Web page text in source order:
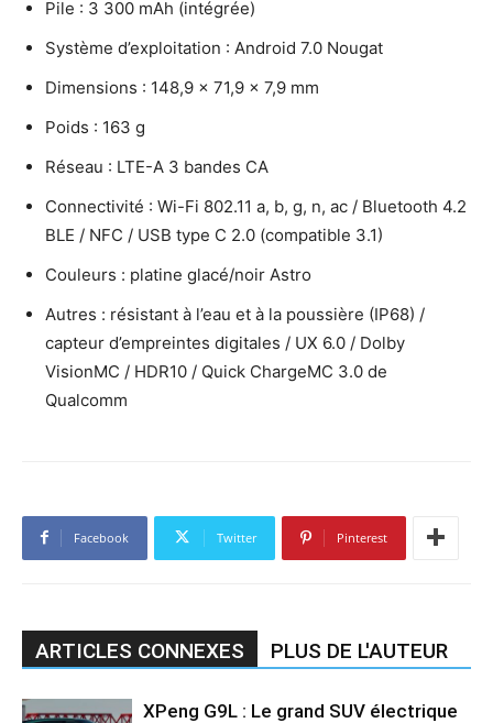
Pile : 3 300 mAh (intégrée)
Système d’exploitation : Android 7.0 Nougat
Dimensions : 148,9 x 71,9 x 7,9 mm
Poids : 163 g
Réseau : LTE-A 3 bandes CA
Connectivité : Wi-Fi 802.11 a, b, g, n, ac / Bluetooth 4.2
BLE / NFC / USB type C 2.0 (compatible 3.1)
Couleurs : platine glacé/noir Astro
Autres : résistant à l’eau et à la poussière (IP68) /
capteur d’empreintes digitales / UX 6.0 / Dolby
VisionMC / HDR10 / Quick ChargeMC 3.0 de
Qualcomm
Facebook Twitter Pinterest
ARTICLES CONNEXES PLUS DE L'AUTEUR
XPeng G9L : Le grand SUV électrique